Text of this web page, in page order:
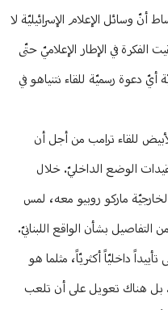
وسائل الإعلام الإسرائيليّة لا
الفكرة في الإطار الإعلاميّ حتّى
دعوة رسميّة للقاء نتنياهو في
للقاء ترامب من أجل أن
الوضع الداخليّ. خلال
ماركو روبيو معه، لمس
بشأن الواقع اللبنانيّ.
داخليّاً أكثريّاً، مثلما هو
بل هناك تعويل على أن تلعب